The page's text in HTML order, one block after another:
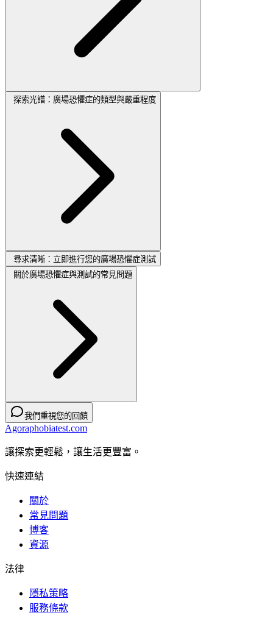
探索光譜：廣場恐懼症的類型與嚴重程度
尋求清晰：立即進行您的廣場恐懼症測試
關於廣場恐懼症與測試的常見問題
我們重視您的回饋
Agoraphobiatest.com
讓探索更輕鬆，讓生活更豐富。
快速連結
關於
常見問題
博客
資源
法律
隱私策略
服務條款